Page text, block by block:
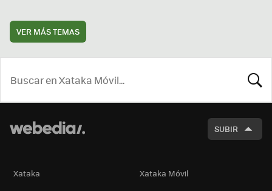
VER MÁS TEMAS
SUBIR
Xataka
Xataka Móvil